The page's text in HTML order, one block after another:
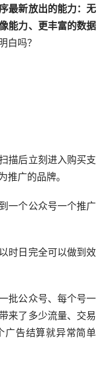
最新放出的能力：无
能力、更丰富的数据
吗？
描后立刻进入购买支
广的品牌。
一个公众号一个推广
时日完全可以做到效
批公众号、每个号一
来了多少流量、交易
广告结算就异常简单